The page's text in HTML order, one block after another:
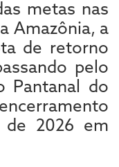
metas nas
Amazônia, a
de retorno
pelo
Pantanal do
de 2026 em